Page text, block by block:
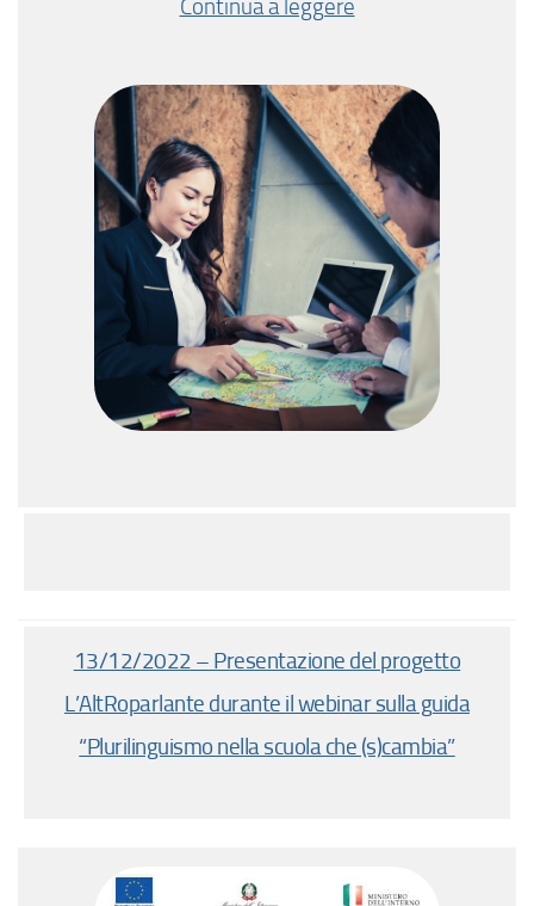
Continua a leggere
13/12/2022 – Presentazione del progetto
L’AltRoparlante durante il webinar sulla guida
“Plurilinguismo nella scuola che (s)cambia”